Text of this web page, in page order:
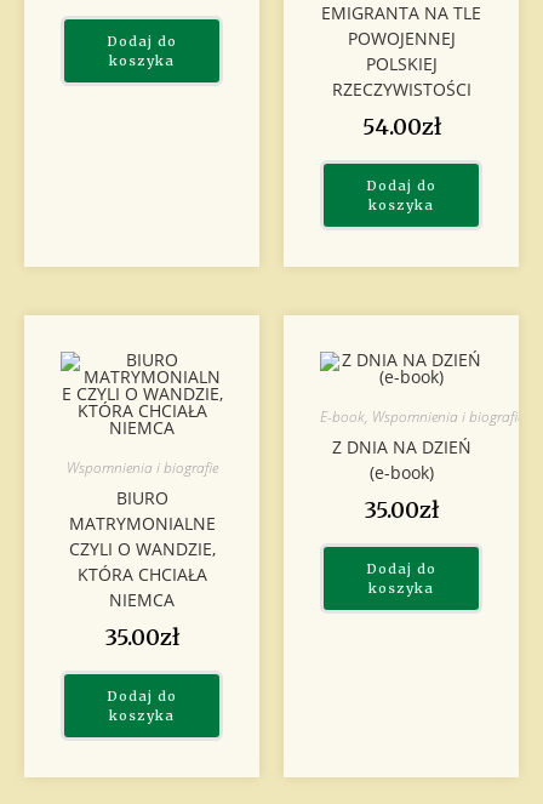
Dodaj do
koszyka
EMIGRANTA NA TLE
POWOJENNEJ
POLSKIEJ
RZECZYWISTOŚCI
54.00zł
Dodaj do
koszyka
Wspomnienia i biografie
BIURO
MATRYMONIALNE
CZYLI O WANDZIE,
KTÓRA CHCIAŁA
NIEMCA
35.00zł
Dodaj do
koszyka
E-book, Wspomnienia i biografie
Z DNIA NA DZIEŃ
(e-book)
35.00zł
Dodaj do
koszyka